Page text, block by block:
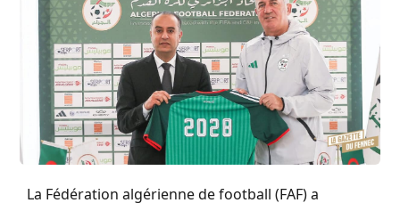
La Fédération algérienne de football (FAF) a